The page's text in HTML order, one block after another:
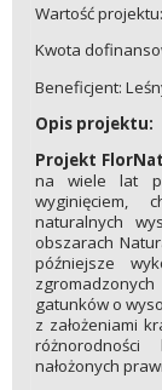
Wartość projektu:
Kwota
Beneficjent:
Opis projektu:
Projekt
na wiele lat
wyginięciem,
naturalnych
obszarach
późniejsze
gatunków o
z założeniami
nałożonych